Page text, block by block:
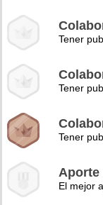
Tener
Tener
Tener
Aporte
El mejor